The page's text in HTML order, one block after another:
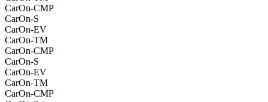
CarOn-CMP
CarOn-S
CarOn-EV
CarOn-TM
CarOn-CMP
CarOn-S
CarOn-EV
CarOn-TM
CarOn-CMP